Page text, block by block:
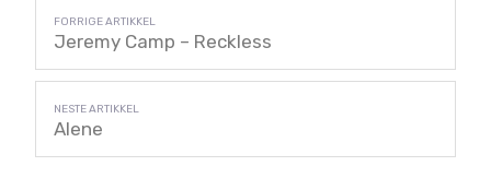
Jeremy Camp – Reckless
Alene